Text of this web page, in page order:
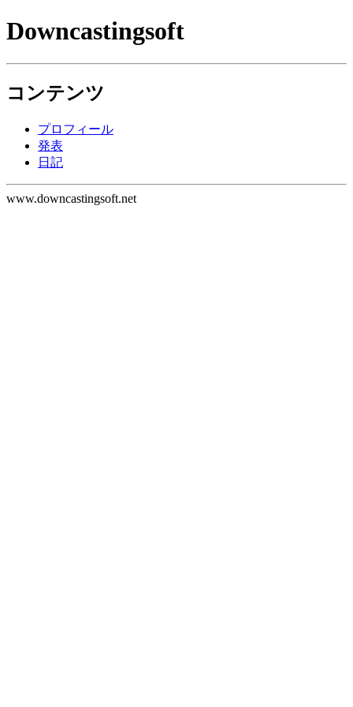
Downcastingsoft
コンテンツ
プロフィール
発表
日記
www.downcastingsoft.net